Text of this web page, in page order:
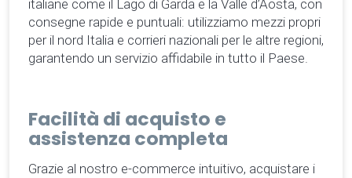
italiane come il Lago di Garda e la Valle d’Aosta, con
consegne rapide e puntuali: utilizziamo mezzi propri
per il nord Italia e corrieri nazionali per le altre regioni,
garantendo un servizio affidabile in tutto il Paese.
Facilità di acquisto e
assistenza completa
Grazie al nostro e-commerce intuitivo, acquistare i